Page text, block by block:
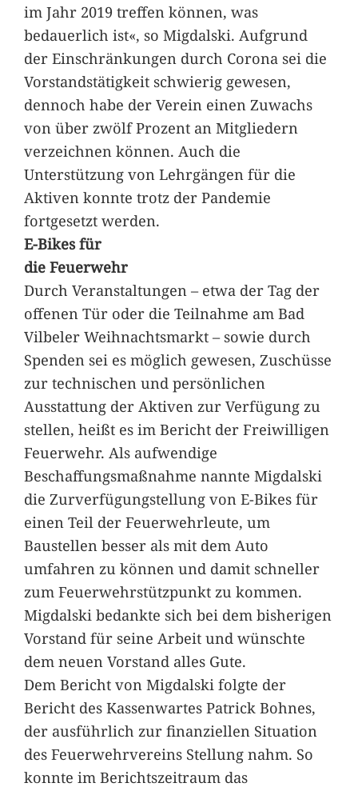
im Jahr 2019 treffen können, was
bedauerlich ist«, so Migdalski. Aufgrund
der Einschränkungen durch Corona sei die
Vorstandstätigkeit schwierig gewesen,
dennoch habe der Verein einen Zuwachs
von über zwölf Prozent an Mitgliedern
verzeichnen können. Auch die
Unterstützung von Lehrgängen für die
Aktiven konnte trotz der Pandemie
fortgesetzt werden.
E-Bikes für
die Feuerwehr
Durch Veranstaltungen – etwa der Tag der
offenen Tür oder die Teilnahme am Bad
Vilbeler Weihnachtsmarkt – sowie durch
Spenden sei es möglich gewesen, Zuschüsse
zur technischen und persönlichen
Ausstattung der Aktiven zur Verfügung zu
stellen, heißt es im Bericht der Freiwilligen
Feuerwehr. Als aufwendige
Beschaffungsmaßnahme nannte Migdalski
die Zurverfügungstellung von E-Bikes für
einen Teil der Feuerwehrleute, um
Baustellen besser als mit dem Auto
umfahren zu können und damit schneller
zum Feuerwehrstützpunkt zu kommen.
Migdalski bedankte sich bei dem bisherigen
Vorstand für seine Arbeit und wünschte
dem neuen Vorstand alles Gute.
Dem Bericht von Migdalski folgte der
Bericht des Kassenwartes Patrick Bohnes,
der ausführlich zur finanziellen Situation
des Feuerwehrvereins Stellung nahm. So
konnte im Berichtszeitraum das